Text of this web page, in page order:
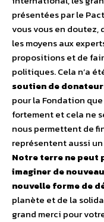
présentées par le
vous vous en doutez,
les moyens aux
propositions et de
politiques. Cela n’a
soutien de
pour la Fondation
fortement et cela ne
nous permettent de
représentent aussi
Notre terre ne peut
imaginer de
nouvelle forme de
planète et de la
grand merci pour